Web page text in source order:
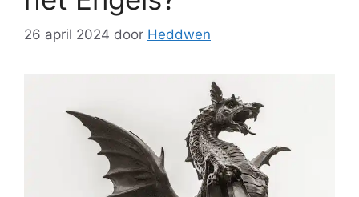
26 april 2024 door Heddwen